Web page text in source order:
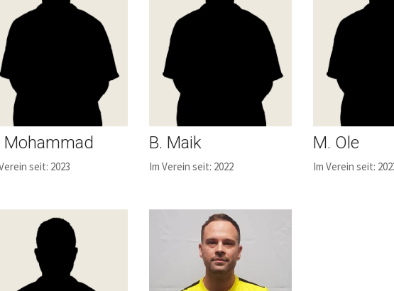
Mohammad
seit: 2023
B. Maik
Im Verein seit: 2022
M. Ole
Im Verein seit: